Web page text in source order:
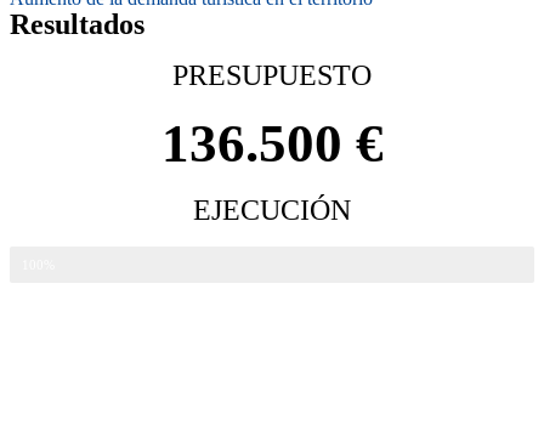
Resultados
PRESUPUESTO
136.500 €
EJECUCIÓN